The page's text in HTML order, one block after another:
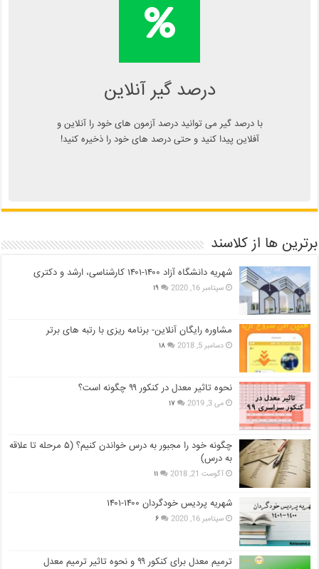
درصد گیر آنلاین
با درصد گیر می توانید درصد آزمون های خود را آنلاین و
آفلاین پیدا کنید و حتی درصد های خود را ذخیره کنید!
محاسبه آنلاین درصد یا دانلود
اپلیکیشن درصد گیر
برترین ها از کلاسند
شهریه دانشگاه آزاد ۱۴۰۰-۱۴۰۱ کارشناسی، ارشد و دکتری
سپتامبر 16, 2020 ۱۹
مشاوره رایگان آنلاین- برنامه ریزی با رتبه های برتر
دسامبر 5, 2018 ۱۸
نحوه تاثیر معدل در کنکور ۹۹ چگونه است؟
می 3, 2019 ۱۷
چگونه خود را مجبور به درس خواندن کنیم؟ (۵ مرحله تا علاقه
به درس)
آگوست 21, 2018 ۱۱
شهریه پردیس خودگردان ۱۴۰۰-۱۴۰۱
سپتامبر 16, 2020 ۶
ترمیم معدل برای کنکور ۹۹ و نحوه تاثیر ترمیم معدل